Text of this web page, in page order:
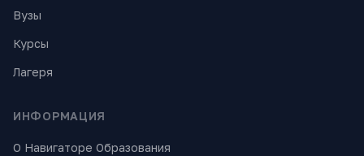
Вузы
Курсы
Лагеря
ИНФОРМАЦИЯ
О Навигаторе Образования